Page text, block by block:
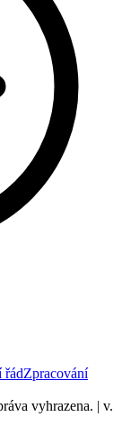
řádZpracování
vyhrazena. | v.